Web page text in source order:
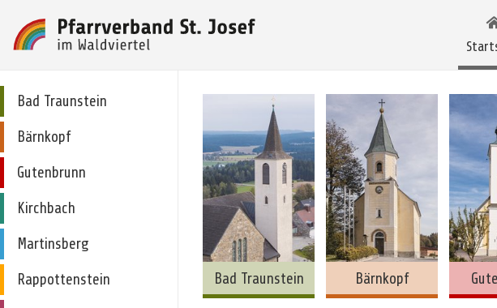
Bad Traunstein
Bärnkopf
Gutenbrunn
Kirchbach
Martinsberg
Rappottenstein
Bad Traunstein Bärnkopf